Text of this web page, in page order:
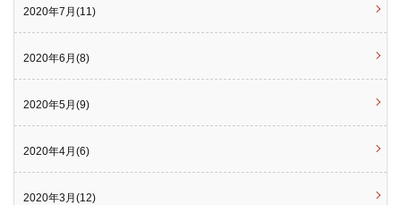
2020年7月(11)
2020年6月(8)
2020年5月(9)
2020年4月(6)
2020年3月(12)